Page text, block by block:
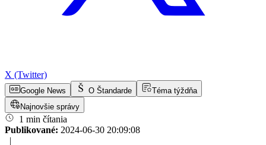
X (Twitter)
Google News O Štandarde
Téma týždňa
Najnovšie správy
1 min čítania
Publikované: 2024-06-30 20:09:08
|